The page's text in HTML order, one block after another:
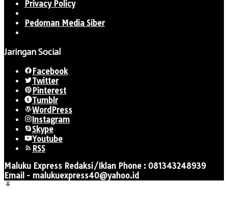
Privacy Policy
Pedoman Media Siber
Jaringan Social
Facebook
Twitter
Pinterest
Tumblr
WordPress
Instagram
Skype
Youtube
RSS
Maluku Express Redaksi/Iklan Phone : 081343248939
Email - malukuexpress40@yahoo.id